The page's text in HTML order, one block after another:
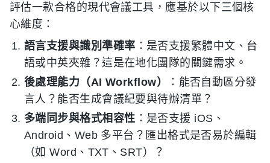
評估一款合格的現代會議工具，應基於以下三個核
心維度：
語言支援與識別準確率 ：是否支援繁體中文、台
語或中英夾雜？這是在地化團隊的關鍵需求。
後處理能力（AI Workflow）
：能否自動區分發
言人？能否生成會議紀要與待辦清單？
多端同步與格式相容性 ：是否支援 iOS、
Android、Web 多平台？匯出格式是否易於編輯
（如 Word、TXT、SRT）？